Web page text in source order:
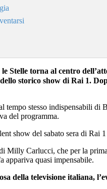
Stelle torna al centro
storico show di Rai 1.
tempo stesso indispensabili
del programma.
show del sabato sera di Rai
Milly Carlucci, che per la
appariva quasi impensabile.
della televisione italiana,